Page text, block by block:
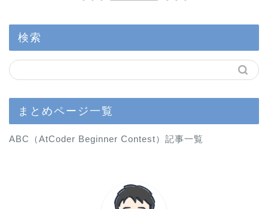
検索
まとめページ一覧
ABC（AtCoder Beginner Contest）記事一覧